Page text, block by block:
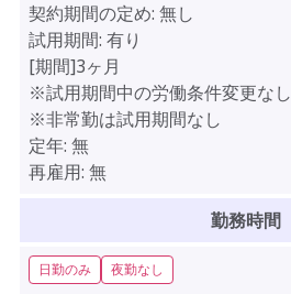
契約期間の定め: 無し
試用期間: 有り
[期間]3ヶ月
※試用期間中の労働条件変更なし
※非常勤は試用期間なし
定年: 無
再雇用: 無
勤務時間
日勤のみ 夜勤なし